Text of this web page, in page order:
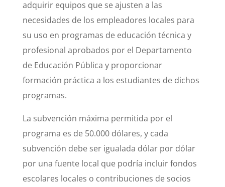
adquirir equipos que se ajusten a las
necesidades de los empleadores locales para
su uso en programas de educación técnica y
profesional aprobados por el Departamento
de Educación Pública y proporcionar
formación práctica a los estudiantes de dichos
programas.
La subvención máxima permitida por el
programa es de 50.000 dólares, y cada
subvención debe ser igualada dólar por dólar
por una fuente local que podría incluir fondos
escolares locales o contribuciones de socios